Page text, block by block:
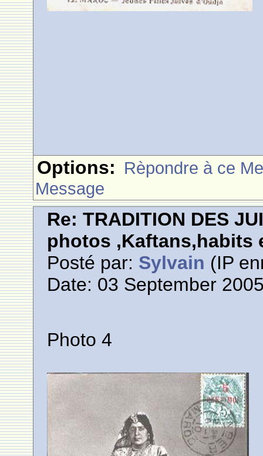
Options: Rèpondre à ce
Message
Re: TRADITION DES
photos ,Kaftans,habits
Posté par: Sylvain (IP
Date: 03 September
Photo 4